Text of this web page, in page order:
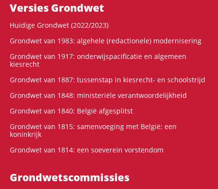
Versies Grondwet
Huidige Grondwet (2022/2023)
Grondwet van 1983: algehele (redactionele) modernisering
Grondwet van 1917: onderwijspacificatie en algemeen
kiesrecht
Grondwet van 1887: tussenstap in kiesrecht- en schoolstrijd
Grondwet van 1848: ministeriële verantwoordelijkheid
Grondwet van 1840: België afgesplitst
Grondwet van 1815: samenvoeging met België: een
koninkrijk
Grondwet van 1814: een soeverein vorstendom
Grondwets­commissies